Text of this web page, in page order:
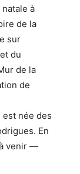
à
de la
sur
du
de la
de
née des
En
venir —